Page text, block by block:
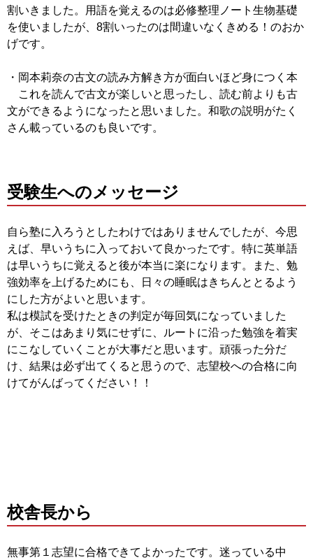
割いきました。
用語を覚えるのは必修整理ノート生物基礎
を使いましたが、 8割いったのは間違いなくきめる！のおか
げです。
・岡本莉奈の古文の読み方解き方が面白いほど身につく本
これを読んで古文が楽しいと思ったし、 読む前よりも古
文ができるようになったと思いました。 和歌の説明がたく
さん載っているのも良いです。
受験生へのメッセージ
自ら塾に入ろうとしたわけではありませんでしたが、今思
えば、 早いうちに入っておいて良かったです。 特に英単語
は早いうちに覚えると後が本当に楽になります。また、 勉
強効率を上げるためにも、
日々の睡眠はきちんととるよう
にした方がよいと思います。
私は模試を受けたときの判定が毎回気になっていました
が、 そこはあまり気にせずに、
ルートに沿った勉強を着実
にこなしていくことが大事だと思います。頑張った分だ
け、結果は必ず出てくると思うので、 志望校への合格に向
けてがんばってください！！
校舎長から
無事第１志望に合格できてよかったです。迷っている中